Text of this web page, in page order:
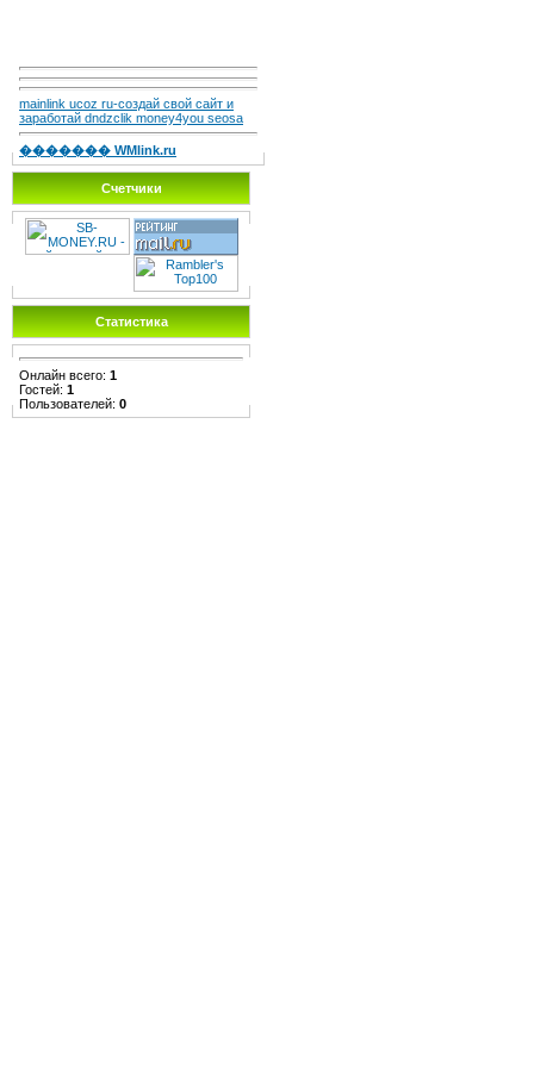
mainlink ucoz ru-создай свой сайт и
заработай dndzclik money4you seosa
������� WMlink.ru
Счетчики
Статистика
Онлайн всего: 1
Гостей: 1
Пользователей: 0